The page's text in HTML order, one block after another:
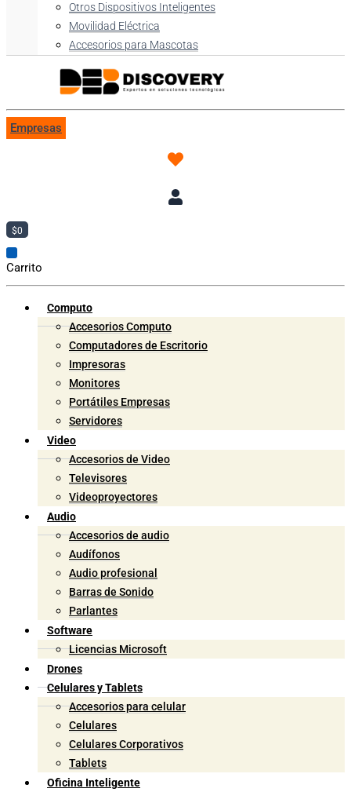
Otros Dispositivos Inteligentes
Movilidad Eléctrica
Accesorios para Mascotas
Empresas
$0
Carrito
Computo
Accesorios Computo
Computadores de Escritorio
Impresoras
Monitores
Portátiles Empresas
Servidores
Video
Accesorios de Video
Televisores
Videoproyectores
Audio
Accesorios de audio
Audífonos
Audio profesional
Barras de Sonido
Parlantes
Software
Licencias Microsoft
Drones
Celulares y Tablets
Accesorios para celular
Celulares
Celulares Corporativos
Tablets
Oficina Inteligente